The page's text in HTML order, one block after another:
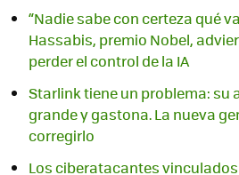
“Nadie sabe con certeza qué
Hassabis, premio Nobel,
perder el control de la IA
Starlink tiene un problema: su
grande y gastona. La nueva
corregirlo
Los ciberatacantes